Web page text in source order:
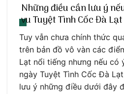
Những điều cần lưu ý
vu Tuyệt Tình Cốc Đà Lạt
Tuy vẫn chưa chính thức
trên bản đồ vô vàn các
Lạt nổi tiếng nhưng nếu có
ngày Tuyệt Tình Cốc Đà Lạt
lưu ý những điều dưới đây